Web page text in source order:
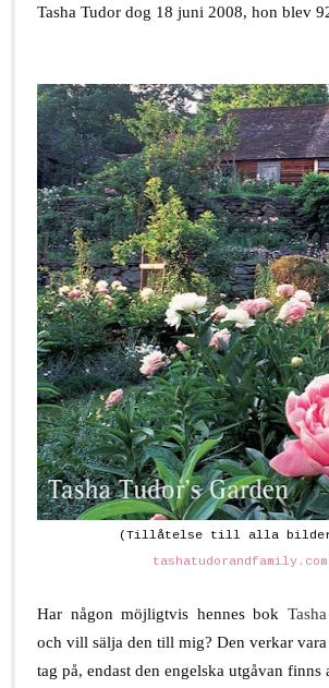
Tasha Tudor dog 18 juni 2008, hon blev
(Tillåtelse till alla
tashatudorandfamily.com
Har någon möjligtvis hennes bok
och vill sälja den till mig? Den verkar
tag på, endast den engelska utgåvan finns